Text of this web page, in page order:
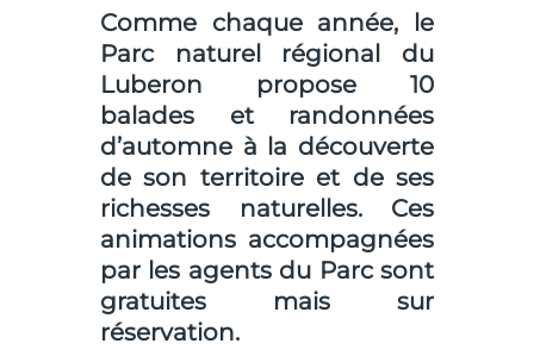
Comme chaque année, le
Parc naturel régional du
Luberon propose 10
balades et randonnées
d’automne à la découverte
de son territoire et de ses
richesses naturelles. Ces
animations accompagnées
par les agents du Parc sont
gratuites mais sur
réservation.